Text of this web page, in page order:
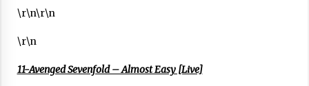
\r\n\r\n
\r\n
11-Avenged Sevenfold – Almost Easy [Live]